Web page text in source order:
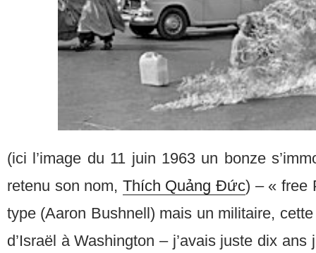
(ici l’image du 11 juin 1963 un bonze
retenu son nom, Thích Quảng Đức) – « free
type (Aaron Bushnell) mais un militaire,
d’Israël à Washington – j’avais juste dix ans